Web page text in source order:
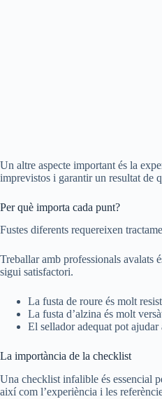
Un altre aspecte important és la
imprevistos i garantir un resultat de
Per què importa cada punt?
Fustes diferents requereixen
Treballar amb professionals avalats
sigui satisfactori.
La fusta de roure és molt
La fusta d’alzina és molt
El sellador adequat pot
La importància de la checklist
Una checklist infalible és essencial
així com l’experiència i les